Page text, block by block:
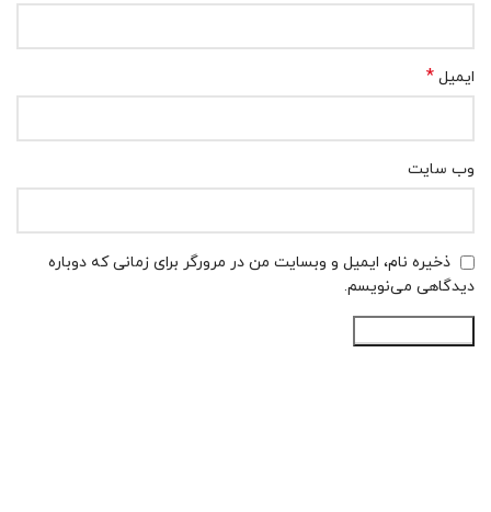
ایمیل *
وب‌ سایت
ذخیره نام، ایمیل و وبسایت من در مرورگر برای زمانی که دوباره
دیدگاهی می‌نویسم.